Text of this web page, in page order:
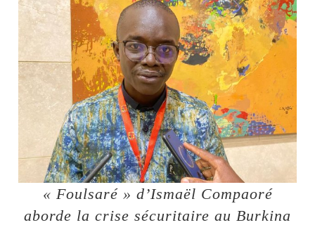
« Foulsaré » d’Ismaël Compaoré
aborde la crise sécuritaire au Burkina